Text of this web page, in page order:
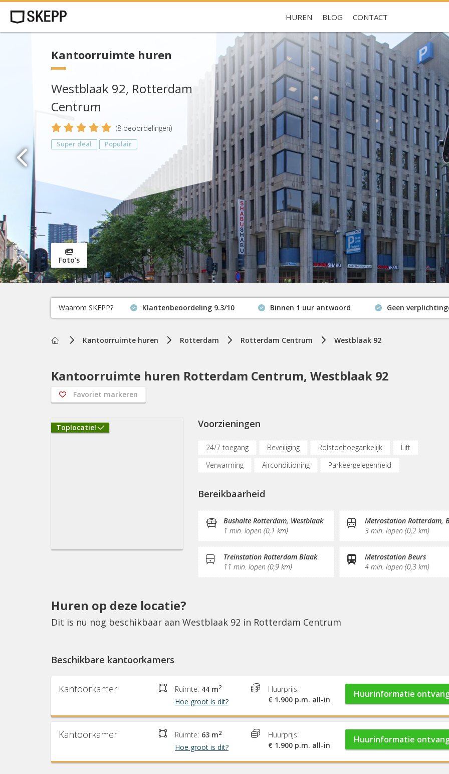
HUREN BLOG CONTACT
Je hebt nog geen favorieten
Kantoorruimte huren
Westblaak 92, Rotterdam
Centrum
5 (8 beoordelingen)
Super deal Populair
Foto's
Waarom SKEPP? Klantenbeoordeling 9.3/10 Binnen 1 uur antwoord
Geen
Home
Kantoorruimte huren Rotterdam Rotterdam Centrum Westblaak 92
Kantoorruimte huren Rotterdam Centrum, Westblaak 92
Favoriet markeren
Toplocatie! Voorzieningen
24/7 toegang Beveiliging Rolstoeltoegankelijk
Lift
Verwarming
Airconditioning
Parkeergelegenheid
Internetmogelijkheden
Koffie/thee
Pantry Schoonmaak Receptie
Bereikbaarheid
Bushalte Rotterdam, Westblaak
1 min. lopen (0,1 km)
Metrostation Rotterdam,
3 min. lopen (0,2 km)
Treinstation Rotterdam Blaak
11 min. lopen (0,9 km)
Metrostation Beurs
4 min. lopen (0,3 km)
Huren op deze locatie?
Dit is nu nog beschikbaar aan Westblaak 92 in Rotterdam Centrum
Beschikbare kantoorkamers
Kantoorkamer Ruimte: 44 m2
Hoe groot is dit?
Huurprijs:
€ 1.900 p.m. all-in
Huurinformatie
Kantoorkamer Ruimte: 63 m2
Hoe groot is dit?
Huurprijs:
€ 1.900 p.m. all-in
Huurinformatie